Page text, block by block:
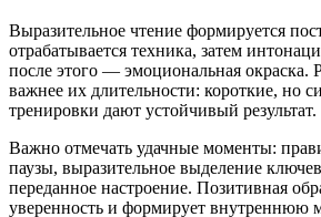
Выразительное чтение формируется
отрабатывается техника, затем
после этого — эмоциональная окраска.
важнее их длительности: короткие, но
тренировки дают устойчивый результат.
Важно отмечать удачные моменты:
паузы, выразительное выделение
переданное настроение. Позитивная
уверенность и формирует внутреннюю